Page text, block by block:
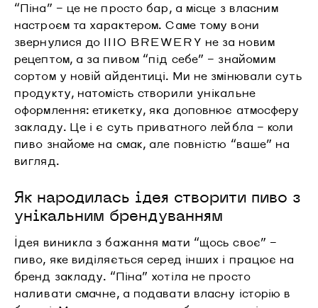
“Піна” – це не просто бар, а місце з власним
настроєм та характером. Саме тому вони
звернулися до IIIO BREWERY не за новим
рецептом, а за пивом “під себе” – знайомим
сортом у новій айдентиці. Ми не змінювали суть
продукту, натомість створили унікальне
оформлення: етикетку, яка доповнює атмосферу
закладу. Це і є суть приватного лейбла – коли
пиво знайоме на смак, але повністю “ваше” на
вигляд.
Як народилась ідея створити пиво з
унікальним брендуванням
Ідея виникла з бажання мати “щось своє” –
пиво, яке виділяється серед інших і працює на
бренд закладу. “Піна” хотіла не просто
наливати смачне, а подавати власну історію в